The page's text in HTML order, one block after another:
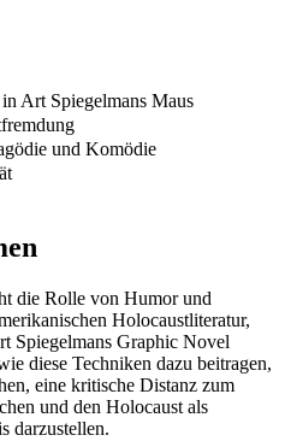
Art Spiegelmans Maus
und Komödie
die Rolle von Humor und
Holocaustliteratur,
Spiegelmans Graphic Novel
diese Techniken dazu beitragen,
eine kritische Distanz zum
und den Holocaust als
darzustellen.